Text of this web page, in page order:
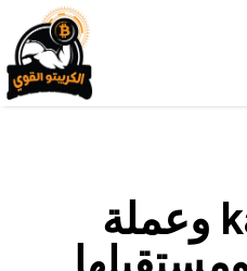
عملة kadena وعملة